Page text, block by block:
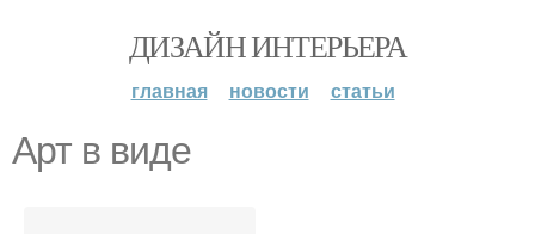
ДИЗАЙН ИНТЕРЬЕРА
главная новости статьи
Арт в виде